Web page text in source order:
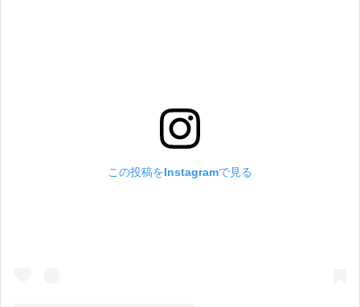
この投稿をInstagramで見る